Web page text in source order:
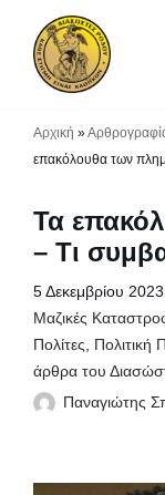
Μεταπηδήστε
Αρχική »
επακόλουθα των
Τα
– Τι
5 Δεκεμβρίου 2023
Μαζικές
Πολίτες, Πολιτική
άρθρα του
Παναγιώτης